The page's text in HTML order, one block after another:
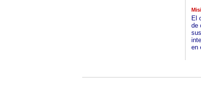
El
de
en